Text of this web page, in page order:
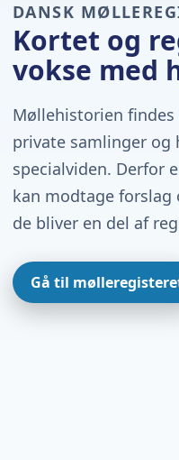
DANSK
Kortet og
vokse med
Møllehistorien
private samlinger og
specialviden. Derfor
kan modtage
de bliver en del af
Gå til